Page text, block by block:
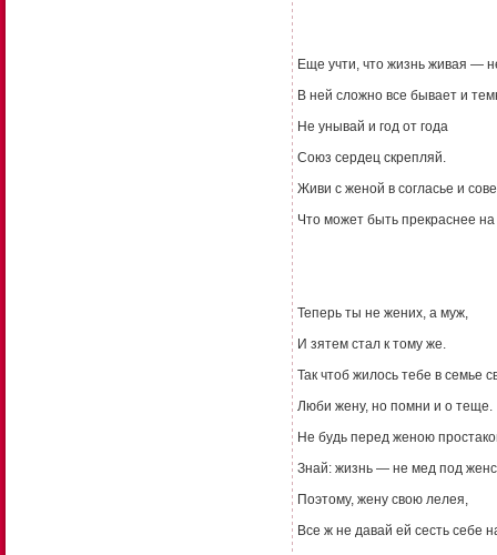
Еще учти, что жизнь живая —
В ней сложно все бывает и
Не унывай и год от года
Союз сердец скрепляй.
Живи с женой в согласье и
Что может быть прекраснее на
Теперь ты не жених, а муж,
И зятем стал к тому же.
Так чтоб жилось тебе в семье
Люби жену, но помни и о теще.
Не будь перед женою
Знай: жизнь — не мед под
Поэтому, жену свою лелея,
Все ж не давай ей сесть себе